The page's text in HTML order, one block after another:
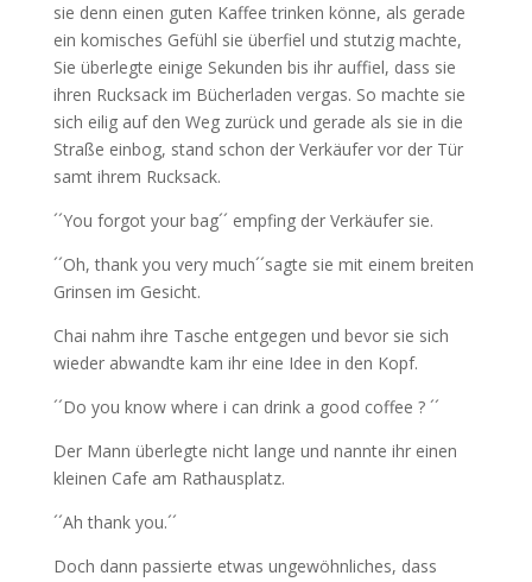
sie denn einen guten Kaffee trinken könne, als gerade
ein komisches Gefühl sie überfiel und stutzig machte,
Sie überlegte einige Sekunden bis ihr auffiel, dass sie
ihren Rucksack im Bücherladen vergas. So machte sie
sich eilig auf den Weg zurück und gerade als sie in die
Straße einbog, stand schon der Verkäufer vor der Tür
samt ihrem Rucksack.
´´You forgot your bag´´ empfing der Verkäufer sie.
´´Oh, thank you very much´´sagte sie mit einem breiten
Grinsen im Gesicht.
Chai nahm ihre Tasche entgegen und bevor sie sich
wieder abwandte kam ihr eine Idee in den Kopf.
´´Do you know where i can drink a good coffee ? ´´
Der Mann überlegte nicht lange und nannte ihr einen
kleinen Cafe am Rathausplatz.
´´Ah thank you.´´
Doch dann passierte etwas ungewöhnliches, dass